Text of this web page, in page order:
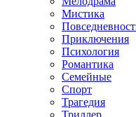
Мистика
Приключения
Психология
Романтика
Семейные
Спорт
Трагедия
Триллер